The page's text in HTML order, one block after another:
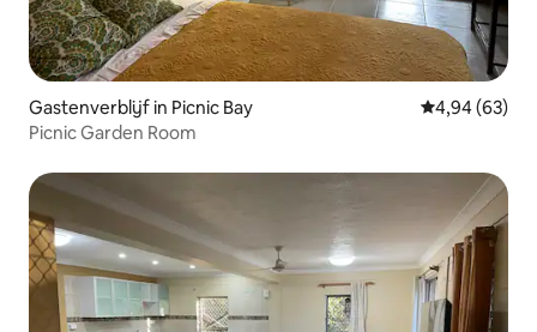
Gastenverblijf in Picnic Bay Gemiddelde
4,94 (63)
Picnic Garden Room